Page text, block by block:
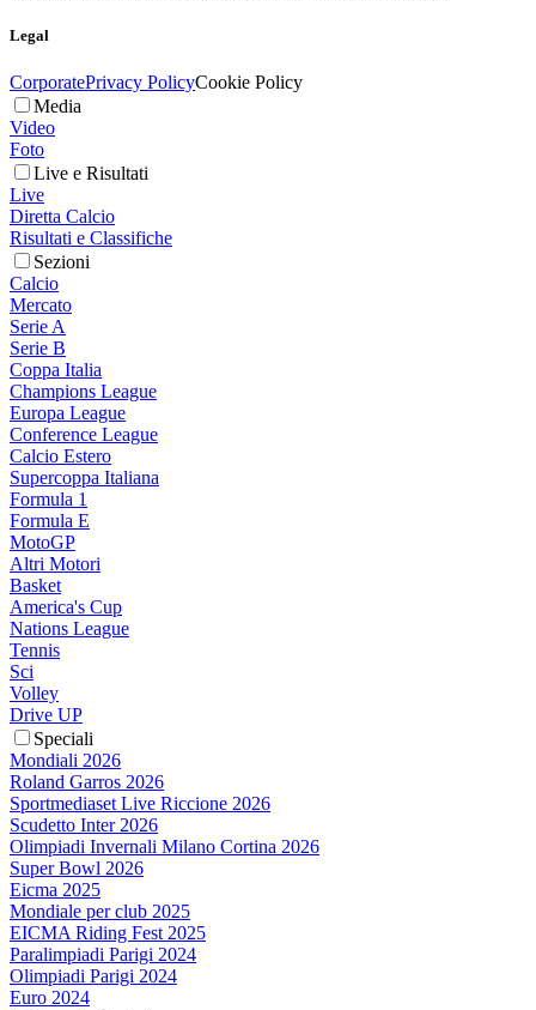
Legal
CorporatePrivacy PolicyCookie Policy
Media
Video
Foto
Live e Risultati
Live
Diretta Calcio
Risultati e Classifiche
Sezioni
Calcio
Mercato
Serie A
Serie B
Coppa Italia
Champions League
Europa League
Conference League
Calcio Estero
Supercoppa Italiana
Formula 1
Formula E
MotoGP
Altri Motori
Basket
America's Cup
Nations League
Tennis
Sci
Volley
Drive UP
Speciali
Mondiali 2026
Roland Garros 2026
Sportmediaset Live Riccione 2026
Scudetto Inter 2026
Olimpiadi Invernali Milano Cortina 2026
Super Bowl 2026
Eicma 2025
Mondiale per club 2025
EICMA Riding Fest 2025
Paralimpiadi Parigi 2024
Olimpiadi Parigi 2024
Euro 2024